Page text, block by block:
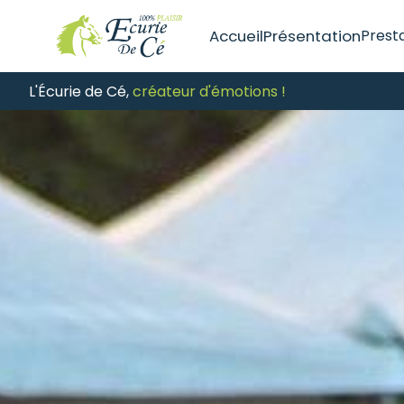
L'Écurie de Cé,créateur d'émotions !
AccueilPrésentation
Les
Les